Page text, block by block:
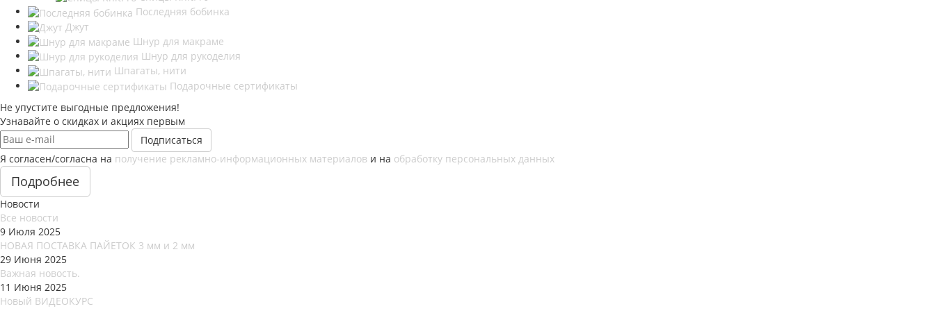
Последняя бобинка
Джут
Шнур для макраме
Шнур для рукоделия
Шпагаты, нити
Подарочные сертификаты
Не упустите выгодные предложения!
Узнавайте о скидках и акциях первым
Я согласен/согласна на получение рекламно-информационных материалов и на обработку персональных данных
Подробнее
Новости
Все новости
9 Июля 2025
НОВАЯ ПОСТАВКА ПАЙЕТОК 3 мм и 2 мм
29 Июня 2025
Важная новость.
11 Июня 2025
Новый ВИДЕОКУРС